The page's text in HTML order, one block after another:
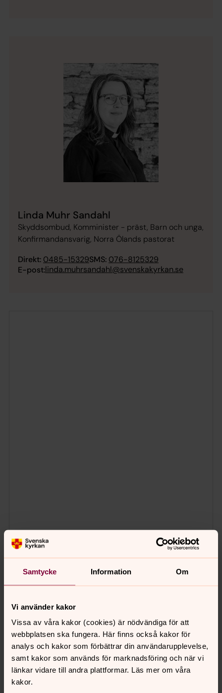
Samtycke Information Om
Vi använder kakor
Vissa av våra kakor (cookies) är nödvändiga för att
webbplatsen ska fungera. Här finns också kakor för
analys och kakor som förbättrar din användarupplevelse,
samt kakor som används för marknadsföring och när vi
länkar vidare till andra plattformar. Läs mer om våra
kakor.
Linda Muhr Sandahl
Skyddsombud, Komminister - präst, Barn och unga,
Konfirmandansvarig, Norra Ölands pastorat
Direkt: 0485-15329SMS: 076-8125329
E-post:linda.muhrsandahl@svenskakyrkan.se